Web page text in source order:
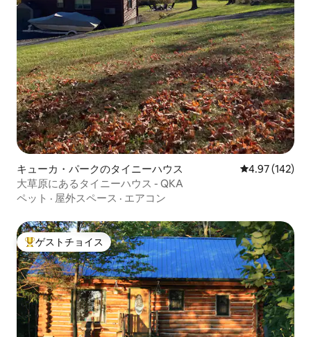
キューカ・パークのタイニーハウス レビュー142
4.97 (142)
大草原にあるタイニーハウス - QKA
ペット · 屋外スペース · エアコン
大好評のゲストチョイスです。
ゲストチョイス